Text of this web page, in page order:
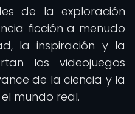
de la exploración
ficción a menudo
la inspiración y la
los videojuegos
de la ciencia y la
mundo real.